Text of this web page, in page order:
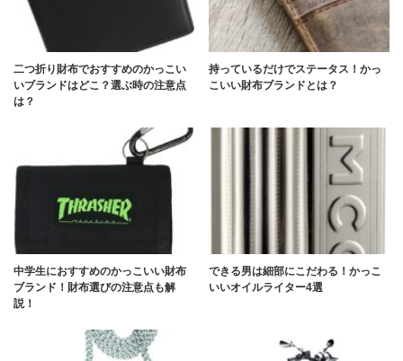
二つ折り財布でおすすめのかっこい
いブランドはどこ？選ぶ時の注意点
は？
持っているだけでステータス！かっ
こいい財布ブランドとは？
中学生におすすめのかっこいい財布
ブランド！財布選びの注意点も解
説！
できる男は細部にこだわる！かっこ
いいオイルライター4選